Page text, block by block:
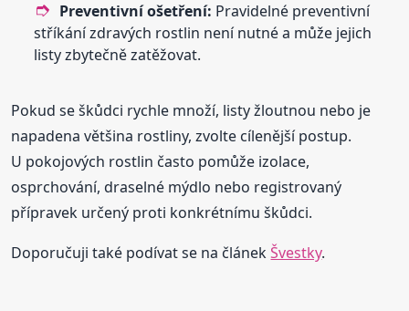
Preventivní ošetření: Pravidelné preventivní
stříkání zdravých rostlin není nutné a může jejich
listy zbytečně zatěžovat.
Pokud se škůdci rychle množí, listy žloutnou nebo je
napadena většina rostliny, zvolte cílenější postup.
U pokojových rostlin často pomůže izolace,
osprchování, draselné mýdlo nebo registrovaný
přípravek určený proti konkrétnímu škůdci.
Doporučuji také podívat se na článekŠvestky.